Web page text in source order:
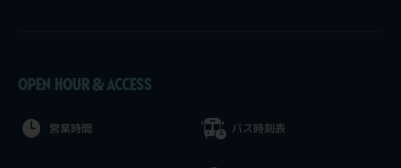
OPEN HOUR & ACCESS
営業時間 バス時刻表